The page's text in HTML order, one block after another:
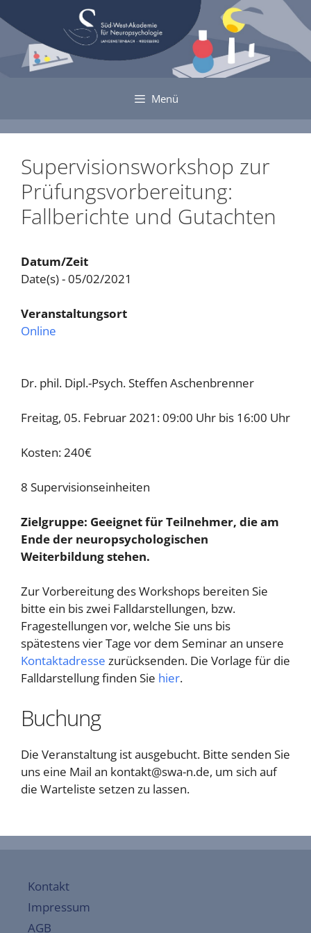
Inhalt
springen
Menü
Supervisionsworkshop zur
Prüfungsvorbereitung:
Fallberichte und Gutachten
Datum/Zeit
Date(s) - 05/02/2021
Veranstaltungsort
Online
Dr. phil. Dipl.-Psych. Steffen Aschenbrenner
Freitag, 05. Februar 2021: 09:00 Uhr bis 16:00 Uhr
Kosten: 240€
8 Supervisionseinheiten
Zielgruppe: Geeignet für Teilnehmer, die am
Ende der neuropsychologischen
Weiterbildung stehen.
Zur Vorbereitung des Workshops bereiten Sie
bitte ein bis zwei Falldarstellungen, bzw.
Fragestellungen vor, welche Sie uns bis
spätestens vier Tage vor dem Seminar an unsere
Kontaktadresse zurücksenden. Die Vorlage für die
Falldarstellung finden Sie hier.
Buchung
Die Veranstaltung ist ausgebucht. Bitte senden Sie
uns eine Mail an kontakt@swa-n.de, um sich auf
die Warteliste setzen zu lassen.
Kontakt
Impressum
AGB